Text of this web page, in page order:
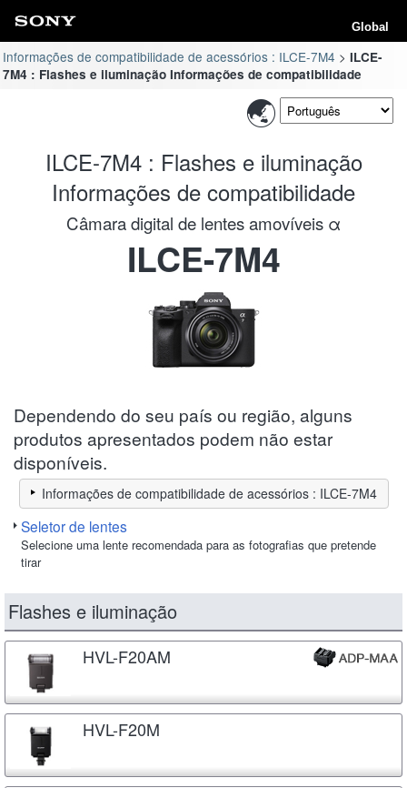
Global
Informações de compatibilidade de acessórios : ILCE-7M4
ILCE-
7M4 : Flashes e iluminação Informações de compatibilidade
ILCE-7M4 : Flashes e iluminação
Informações de compatibilidade
Câmara digital de lentes amovíveis α
ILCE-7M4
Dependendo do seu país ou região, alguns
produtos apresentados podem não estar
disponíveis.
Informações de compatibilidade de acessórios : ILCE-7M4
Seletor de lentes
Selecione uma lente recomendada para as fotografias que pretende
tirar
Flashes e iluminação
HVL-F20AM
HVL-F20M